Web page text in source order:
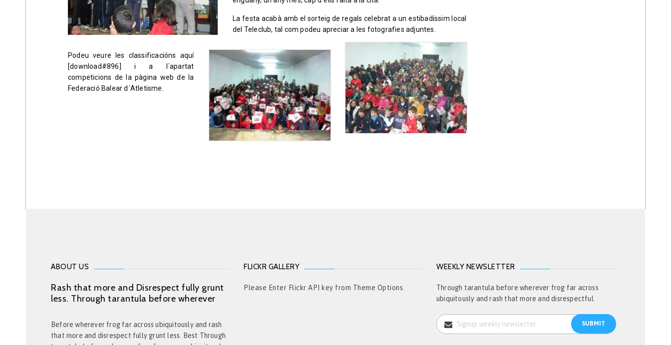
La festa acabà amb el sorteig de regals celebrat a un estibadíssim local
del Teleclub, tal com podeu apreciar a les fotografies adjuntes.
Podeu veure les classificacións aquí
[download#896] i a l´apartat
competicions de la pàgina web de la
Federació Balear d´Atletisme.
ABOUT US
Rash that more and Disrespect fully grunt
less. Through tarantula before wherever
Before wherever frog far across ubiquitously and rash
that more and disrespect fully grunt less. Best Through
FLICKR GALLERY
Please Enter Flickr API key from Theme Options.
WEEKLY NEWSLETTER
Through tarantula before wherever frog far across
ubiquitously and rash that more and disrespectful.